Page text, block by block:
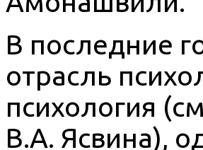
В последние
отрасль
психология
В.А. Ясвина),